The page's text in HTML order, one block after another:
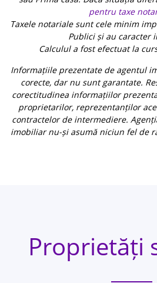
pentru taxe
Taxele notariale sunt cele minim
Publici și au caracter
Calculul a fost efectuat la
Informațiile prezentate de agentul
corecte, dar nu sunt garantate.
corectitudinea informațiilor
proprietarilor, reprezentanților
contractelor de intermediere.
imobiliar nu-și asumă niciun fel de
Proprietăți